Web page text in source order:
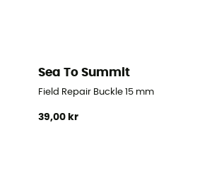
Sea To Summit
Field Repair Buckle 15 mm
39,00 kr